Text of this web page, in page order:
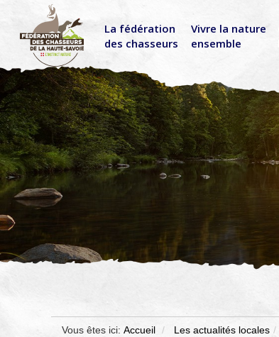
La fédération
des chasseurs
Vivre la nature
ensemble
Vous êtes ici: Accueil Les actualités locales